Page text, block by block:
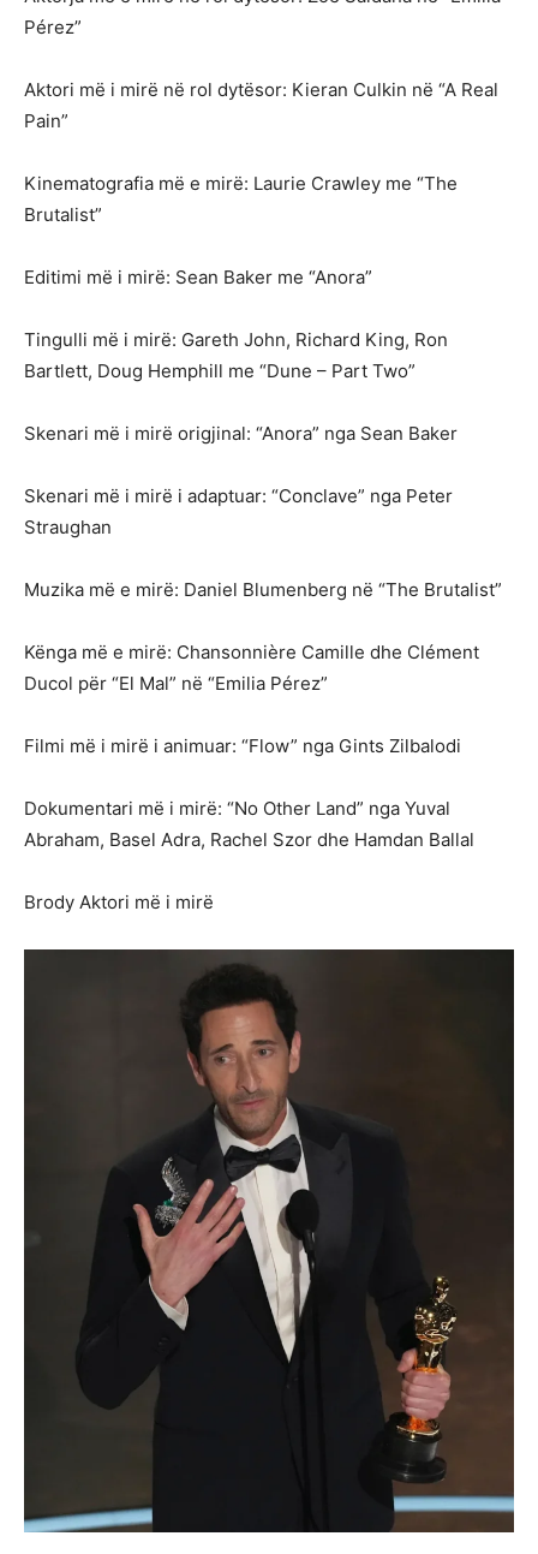
Pérez”
Aktori më i mirë në rol dytësor: Kieran Culkin në “A Real
Pain”
Kinematografia më e mirë: Laurie Crawley me “The
Brutalist”
Editimi më i mirë: Sean Baker me “Anora”
Tingulli më i mirë: Gareth John, Richard King, Ron
Bartlett, Doug Hemphill me “Dune – Part Two”
Skenari më i mirë origjinal: “Anora” nga Sean Baker
Skenari më i mirë i adaptuar: “Conclave” nga Peter
Straughan
Muzika më e mirë: Daniel Blumenberg në “The Brutalist”
Kënga më e mirë: Chansonnière Camille dhe Clément
Ducol për “El Mal” në “Emilia Pérez”
Filmi më i mirë i animuar: “Flow” nga Gints Zilbalodi
Dokumentari më i mirë: “No Other Land” nga Yuval
Abraham, Basel Adra, Rachel Szor dhe Hamdan Ballal
Brody Aktori më i mirë